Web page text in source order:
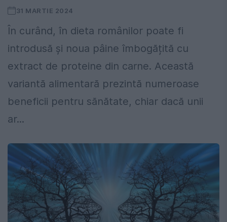
31 MARTIE 2024
În curând, în dieta românilor poate fi
introdusă și noua pâine îmbogățită cu
extract de proteine din carne. Această
variantă alimentară prezintă numeroase
beneficii pentru sănătate, chiar dacă unii
ar...